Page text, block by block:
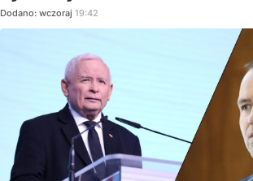
Dodano: wczoraj 19:42